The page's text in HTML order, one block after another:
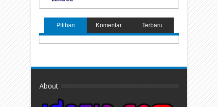
Pilihan Komentar Terbaru
About